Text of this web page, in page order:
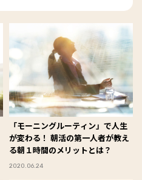
「モーニングルーティン」で人生
が変わる！ 朝活の第一人者が教え
る朝１時間のメリットとは？
2020.06.24